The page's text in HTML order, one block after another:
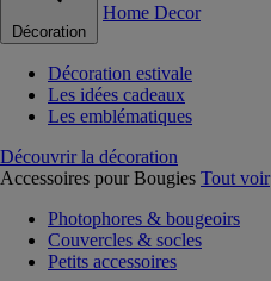
Décoration
Home Decor
Décoration estivale
Les idées cadeaux
Les emblématiques
Découvrir la décoration
Accessoires pour Bougies Tout voir
Photophores & bougeoirs
Couvercles & socles
Petits accessoires